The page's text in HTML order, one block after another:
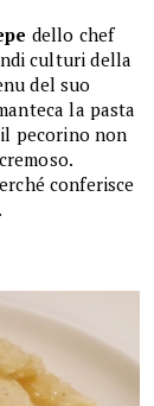
dello chef
culturi della
del suo
la pasta
pecorino non
conferisce